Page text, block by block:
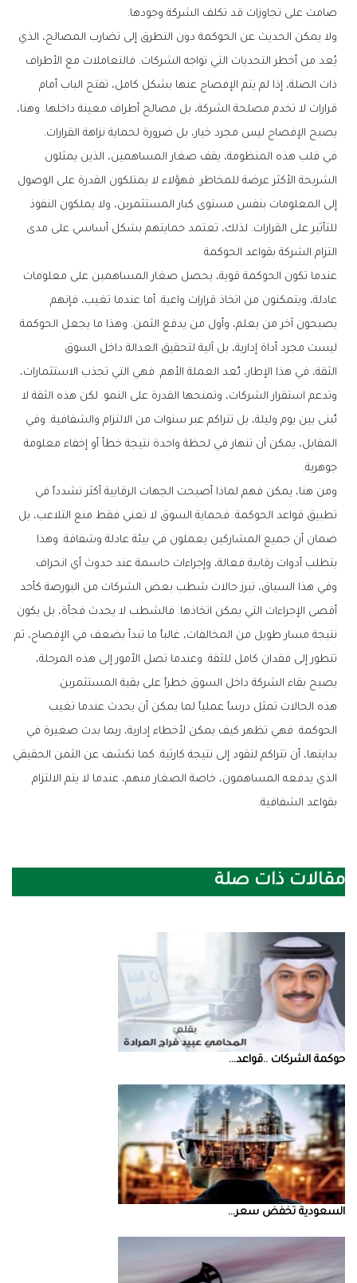
صامت على تجاوزات قد تكلف الشركة وجودها.
ولا يمكن الحديث عن الحوكمة دون التطرق إلى تضارب المصالح، الذي
يُعد من أخطر التحديات التي تواجه الشركات. فالتعاملات مع الأطراف
ذات الصلة، إذا لم يتم الإفصاح عنها بشكل كامل، تفتح الباب أمام
قرارات لا تخدم مصلحة الشركة، بل مصالح أطراف معينة داخلها. وهنا،
يصبح الإفصاح ليس مجرد خيار، بل ضرورة لحماية نزاهة القرارات.
في قلب هذه المنظومة، يقف صغار المساهمين، الذين يمثلون
الشريحة الأكثر عرضة للمخاطر. فهؤلاء لا يمتلكون القدرة على الوصول
إلى المعلومات بنفس مستوى كبار المستثمرين، ولا يملكون النفوذ
للتأثير على القرارات. لذلك، تعتمد حمايتهم بشكل أساسي على مدى
التزام الشركة بقواعد الحوكمة
عندما تكون الحوكمة قوية، يحصل صغار المساهمين على معلومات
عادلة، ويتمكنون من اتخاذ قرارات واعية. أما عندما تغيب، فإنهم
يصبحون آخر من يعلم، وأول من يدفع الثمن. وهذا ما يجعل الحوكمة
ليست مجرد أداة إدارية، بل آلية لتحقيق العدالة داخل السوق
الثقة، في هذا الإطار، تُعد العملة الأهم. فهي التي تجذب الاستثمارات،
وتدعم استقرار الشركات، وتمنحها القدرة على النمو. لكن هذه الثقة لا
تُبنى بين يوم وليلة، بل تتراكم عبر سنوات من الالتزام والشفافية. وفي
المقابل، يمكن أن تنهار في لحظة واحدة نتيجة خطأ أو إخفاء معلومة
جوهرية.
ومن هنا، يمكن فهم لماذا أصبحت الجهات الرقابية أكثر تشدداً في
تطبيق قواعد الحوكمة. فحماية السوق لا تعني فقط منع التلاعب، بل
ضمان أن جميع المشاركين يعملون في بيئة عادلة وشفافة. وهذا
يتطلب أدوات رقابية فعالة، وإجراءات حاسمة عند حدوث أي انحراف.
وفي هذا السياق، تبرز حالات شطب بعض الشركات من البورصة كأحد
أقصى الإجراءات التي يمكن اتخاذها. فالشطب لا يحدث فجأة، بل يكون
نتيجة مسار طويل من المخالفات، غالباً ما تبدأ بضعف في الإفصاح، ثم
تتطور إلى فقدان كامل للثقة. وعندما تصل الأمور إلى هذه المرحلة،
يصبح بقاء الشركة داخل السوق خطراً على بقية المستثمرين.
هذه الحالات تمثل درساً عملياً لما يمكن أن يحدث عندما تغيب
الحوكمة. فهي تظهر كيف يمكن لأخطاء إدارية، ربما بدت صغيرة في
بدايتها، أن تتراكم لتقود إلى نتيجة كارثية. كما تكشف عن الثمن الحقيقي
الذي يدفعه المساهمون، خاصة الصغار منهم، عندما لا يتم الالتزام
بقواعد الشفافية.
مقالات ذات صلة
حوكمة‭ ‬الشركات‭.. ‬قواعد‭ ...
السعودية‭ ‬تخفض‭ ‬سعر‭ ...